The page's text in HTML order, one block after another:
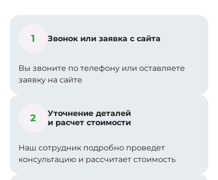
1 Звонок или заявка с сайта
Вы звоните по телефону или оставляете
заявку на сайте
2
Уточнение деталей
и расчет стоимости
Наш сотрудник подробно проведет
консультацию и рассчитает стоимость